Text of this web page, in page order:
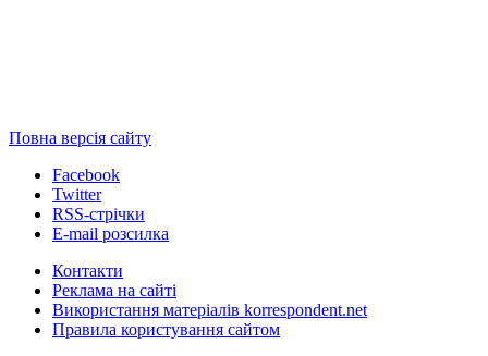
Повна версія сайту
Facebook
Twitter
RSS-стрічки
E-mail розсилка
Контакти
Реклама на сайті
Використання матеріалів korrespondent.net
Правила користування сайтом